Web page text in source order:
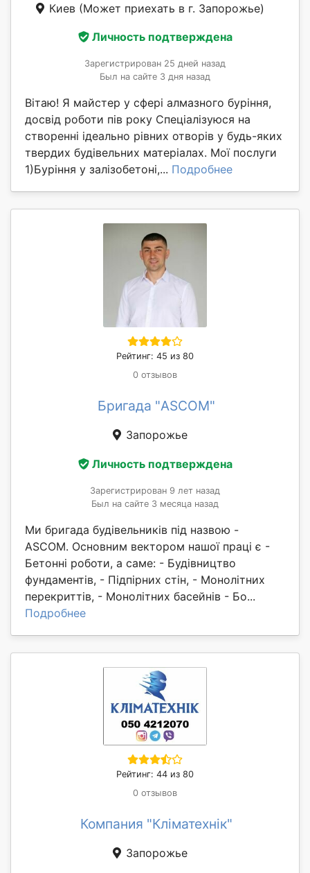
Киев (Может приехать в г. Запорожье)
Личность подтверждена
Зарегистрирован 25 дней назад
Был на сайте 3 дня назад
Вітаю! Я майстер у сфері алмазного буріння,
досвід роботи пів року Спеціалізуюся на
створенні ідеально рівних отворів у будь-яких
твердих будівельних матеріалах. Мої послуги
1)Буріння у залізобетоні,... Подробнее
Рейтинг: 45 из 80
0 отзывов
Бригада "ASCOM"
Запорожье
Личность подтверждена
Зарегистрирован 9 лет назад
Был на сайте 3 месяца назад
Ми бригада будівельників під назвою -
ASCOM. Основним вектором нашої праці є -
Бетонні роботи, а саме: - Будівництво
фундаментів, - Підпірних стін, - Монолітних
перекриттів, - Монолітних басейнів - Бо...
Подробнее
Рейтинг: 44 из 80
0 отзывов
Компания "Кліматехнік"
Запорожье